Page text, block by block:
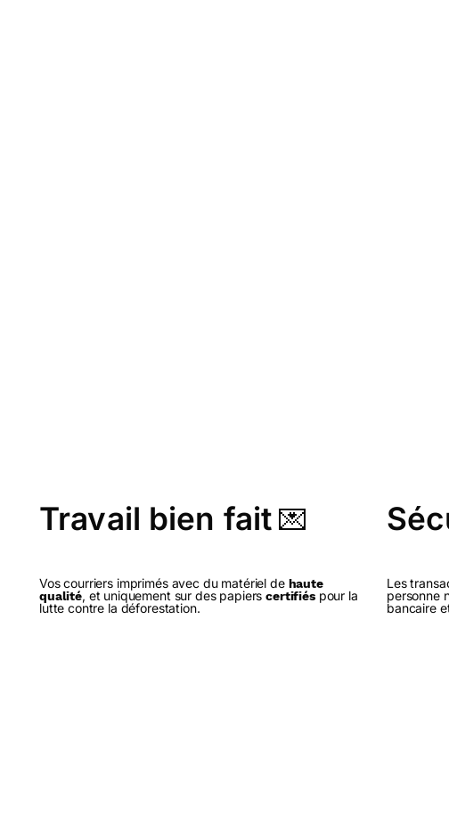
Travail bien fait 💌
Vos courriers imprimés avec du matériel de haute
qualité, et uniquement sur des papierscertifiéspour la
lutte contre la déforestation.
Les
personne
bancaire